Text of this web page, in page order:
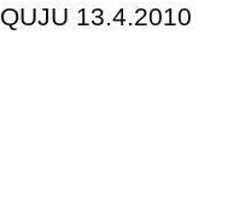
QUJU 13.4.2010